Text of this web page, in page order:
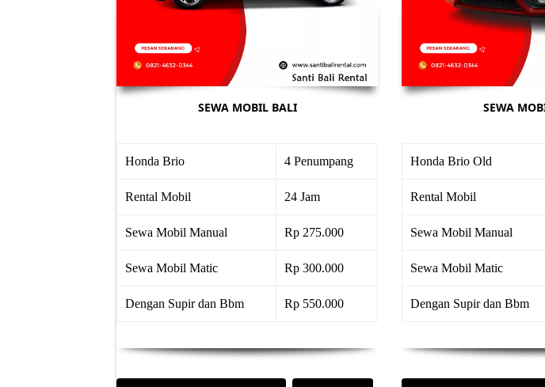
SEWA MOBIL BALI
Honda Brio 4 Penumpang
Rental Mobil 24 Jam
Sewa Mobil Manual Rp 275.000
Sewa Mobil Matic Rp 300.000
Dengan Supir dan Bbm Rp 550.000
SEWA
Honda Brio Old
Rental Mobil
Sewa Mobil Manual
Sewa Mobil Matic
Dengan Supir dan Bbm